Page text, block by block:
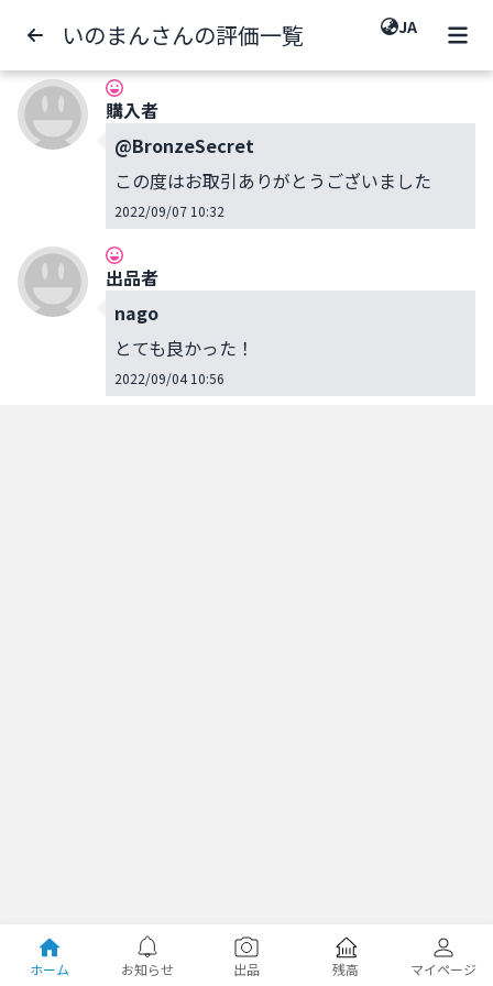
いのまんさんの評価一覧 JA
購入者
@BronzeSecret
この度はお取引ありがとうございました
2022/09/07 10:32
出品者
nago
とても良かった！
2022/09/04 10:56
ホーム お知らせ 出品 残高 マイページ